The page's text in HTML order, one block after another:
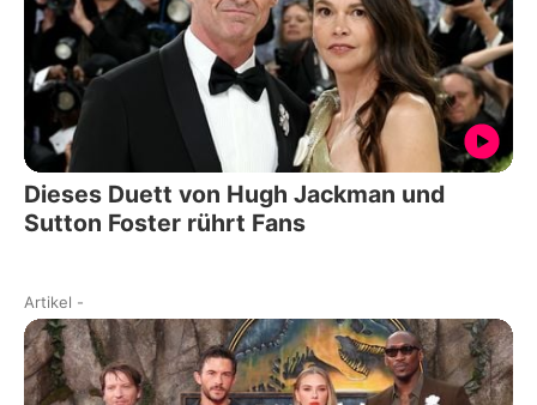
Dieses Duett von Hugh Jackman und
Sutton Foster rührt Fans
Artikel -